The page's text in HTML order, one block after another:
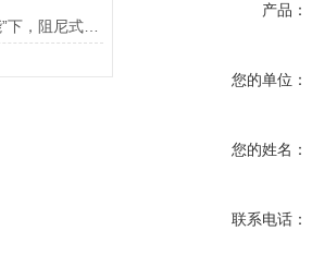
ZP60-AAF 低温启动性能”下，阻尼式物位计电机的堵转电流是否会超限？
产品：
您的单位：
您的姓名：
联系电话：